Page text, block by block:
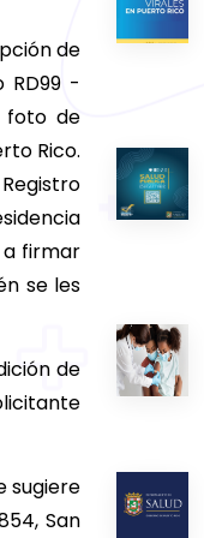
de
RD99 -
foto de
Rico.
a firmar
se les
de
sugiere
San